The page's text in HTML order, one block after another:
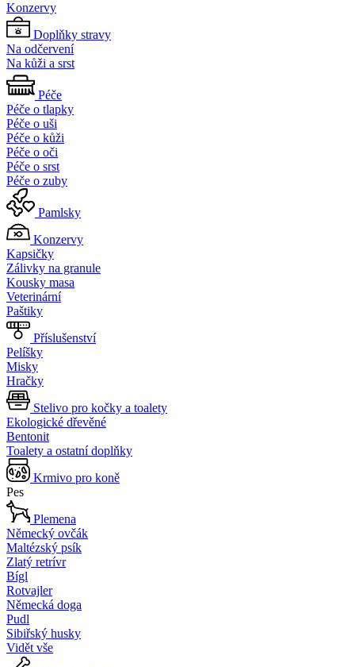
Konzervy
Doplňky stravy
Na odčervení
Na kůži a srst
Péče
Péče o tlapky
Péče o uši
Péče o kůži
Péče o oči
Péče o srst
Péče o zuby
Pamlsky
Konzervy
Kapsičky
Zálivky na granule
Kousky masa
Veterinární
Paštiky
Příslušenství
Pelíšky
Misky
Hračky
Stelivo pro kočky a toalety
Ekologické dřevěné
Bentonit
Toalety a ostatní doplňky
Krmivo pro koně
Pes
Plemena
Německý ovčák
Maltézský psík
Zlatý retrívr
Bígl
Rotvajler
Německá doga
Pudl
Sibiřský husky
Vidět vše